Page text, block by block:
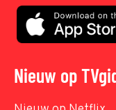
Nieuw op